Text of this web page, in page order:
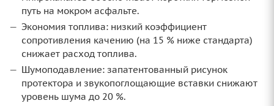
путь на мокром асфальте.
Экономия топлива: низкий коэффициент
сопротивления качению (на 15 % ниже стандарта)
снижает расход топлива.
Шумоподавление: запатентованный рисунок
протектора и звукопоглощающие вставки снижают
уровень шума до 20 %.